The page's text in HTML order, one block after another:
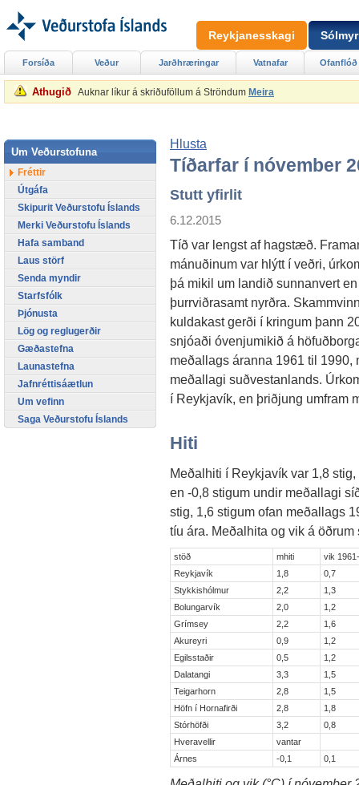
Athugið Auknar líkur á skriðuföllum á Ströndum Meira
Hlusta
Tíðarfar í nóvember
Stutt yfirlit
6.12.2015
Tíð var lengst af hagstæð.
mánuðinum var hlýtt í veðri,
þá mikil um landið sunnanvert en
þurrviðrasamt nyrðra.
kuldakast gerði í kringum þann
snjóaði óvenjumikið á
meðallags áranna 1961 til
meðallagi suðvestanlands.
í Reykjavík, en þriðjung umfram
Hiti
Meðalhiti í Reykjavík var 1,8
en -0,8 stigum undir meðallagi
stig, 1,6 stigum ofan meðallags
tíu ára. Meðalhita og vik á öðrum
stöð mhiti
vik
Reykjavík
1,8
0,7
Stykkishólmur
2,2
1,3
Bolungarvík
2,0
1,2
Grímsey
2,2
1,6
Akureyri
0,9
1,2
Egilsstaðir
0,5
1,2
Dalatangi
3,3
1,5
Teigarhorn
2,8
1,5
Höfn í Hornafirði
2,8
1,8
Stórhöfði
3,2
0,8
Hveravellir
vantar
Árnes
-0,1 0,1
Forsíða Veður Jarðhræringar Vatnafar Ofanflóð
Um Veðurstofuna
Fréttir
Útgáfa
Skipurit Veðurstofu Íslands
Merki Veðurstofu Íslands
Hafa samband
Laus störf
Senda myndir
Starfsfólk
Þjónusta
Lög og reglugerðir
Gæðastefna
Launastefna
Jafnréttisáætlun
Um vefinn
Saga Veðurstofu Íslands
Reykjanesskagi